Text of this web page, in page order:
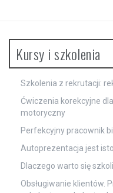
Kursy i szkolenia
Szkolenia z rekrutacji:
Ćwiczenia korekcyjne
motoryczny
Perfekcyjny pracownik
Autoprezentacja jest
Dlaczego warto się
Obsługiwanie klientów.